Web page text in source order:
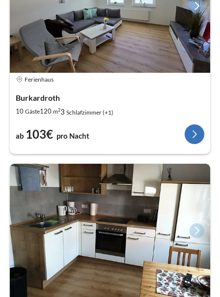
Ferienhaus
Burkardroth
10 Gäste120 m23 Schlafzimmer (+1)
ab 103€ pro Nacht